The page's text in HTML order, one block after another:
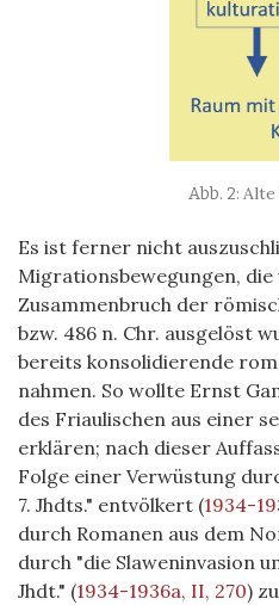
Alte
Es ist ferner nicht
Migrationsbewegungen,
Zusammenbruch der
bzw. 486 n. Chr. ausgelöst
bereits konsolidierende
nahmen. So wollte Ernst
des Friaulischen aus einer
erklären; nach dieser
Folge einer Verwüstung
7. Jhdts." entvölkert (1934-
durch Romanen aus dem
durch "die Slaweninvasion
Jhdt." (1934-1936a, II, 270)